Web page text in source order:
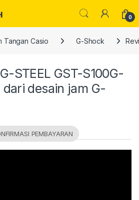
0
Tangan Casio G-Shock
STEEL GST-S100G-
dari desain jam G-
PEMBAYARAN